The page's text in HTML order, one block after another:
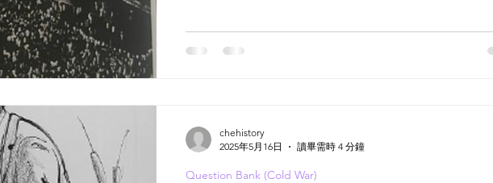
Question Bank (Cold War)
chehistory
2025年5月16日
讀畢需時 4 分鐘